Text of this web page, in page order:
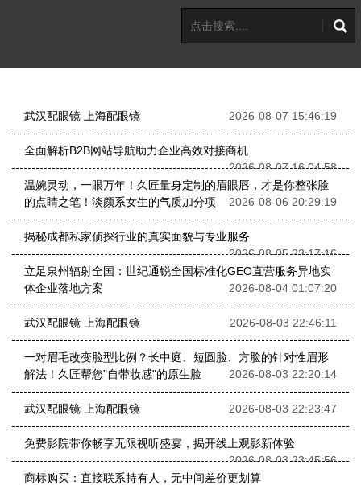
武汉配眼镜 上海配眼镜 2026-08-07 15:46:19
全面解析B2B网站导航助力企业高效对接商机
2026-08-07 16:04:58
温婉灵动，一眼万年！久匠量身定制的眉眼唇，才是你整张脸
的点睛之笔！淡颜系女生的气质加分项
2026-08-06 20:29:19
揭秘成都私家侦探行业的真实面貌与专业服务
2026-08-05 23:17:16
立足泉州辐射全国：世纪通锐全国标准化GEO直营服务异地实
体企业落地方案
2026-08-04 01:07:20
武汉配眼镜 上海配眼镜 2026-08-03 22:46:11
一对眉毛改变脸型比例？长中庭、短圆脸、方脸的针对性眉形
解法！久匠帮您"自带妆感"的原生脸
2026-08-03 22:20:14
武汉配眼镜 上海配眼镜 2026-08-03 22:23:47
免费影院带你畅享无限视听盛宴，揭开线上观影新体验
2026-08-03 23:45:56
商标购买：直接联系持有人，无中间差价更划算